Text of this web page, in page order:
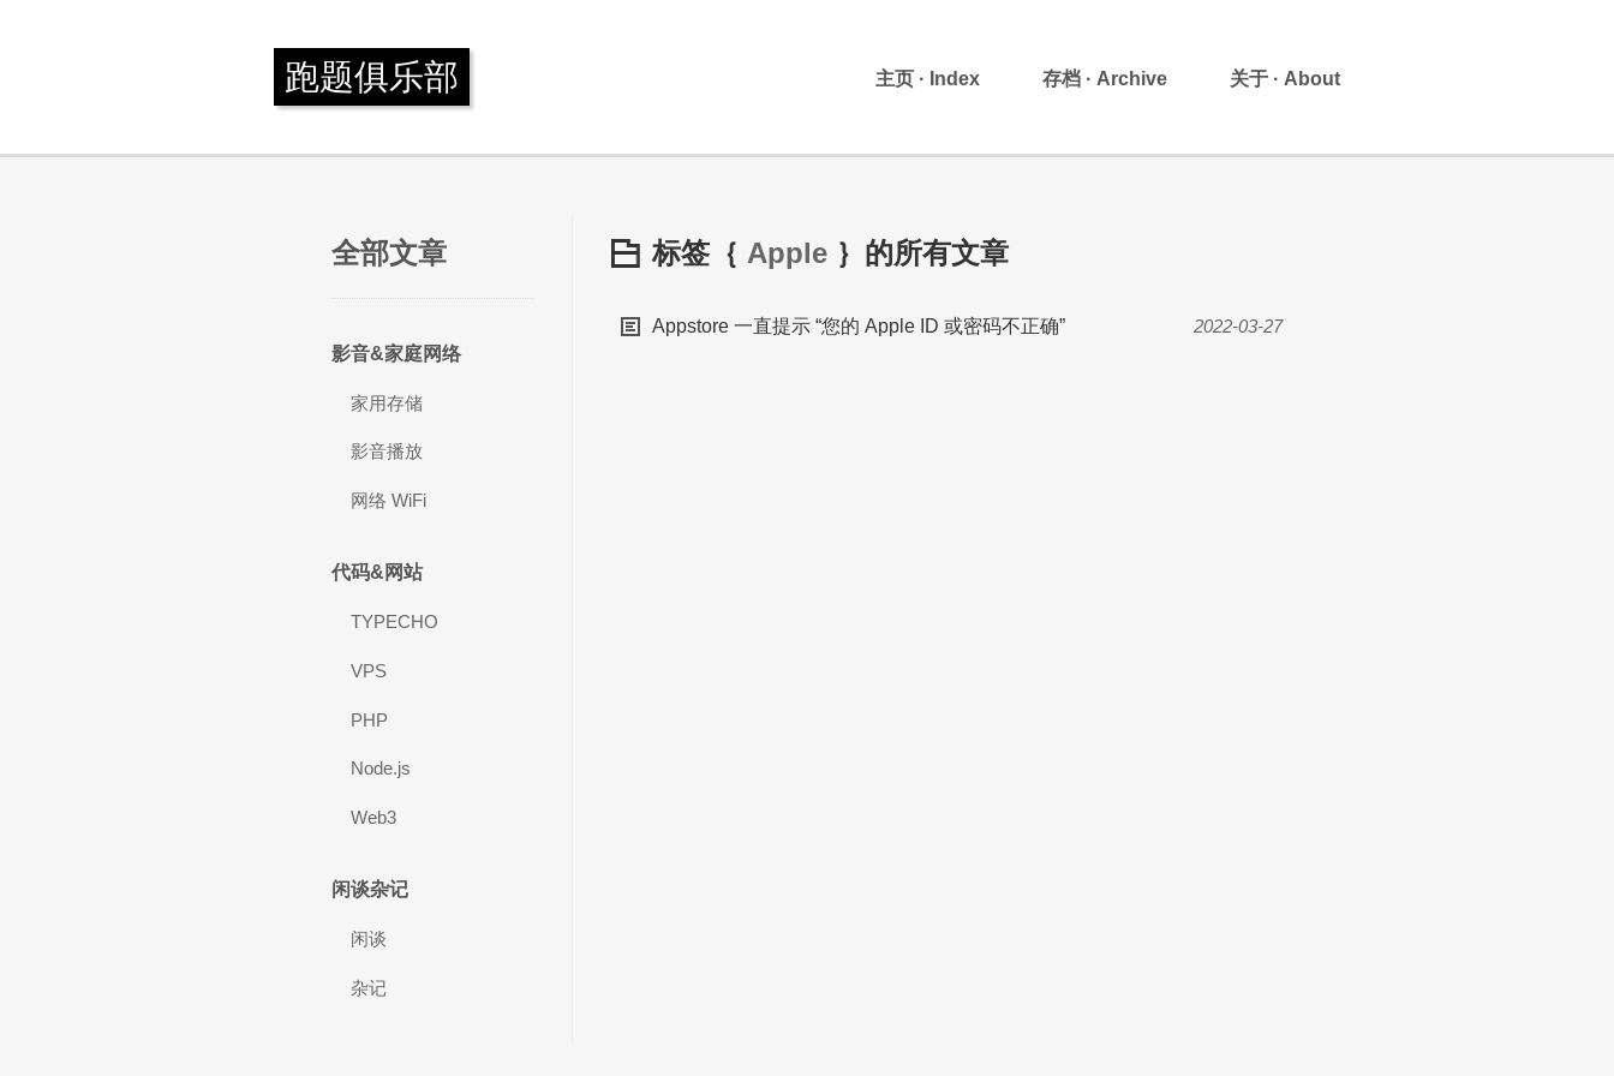
跑题俱乐部 主页 · Index 存档 · Archive 关于 · About
标签｛ Apple｝的所有文章
Appstore 一直提示 “您的 Apple ID 或密码不正确” 2022-03-27
全部文章
影音&家庭网络
家用存储
影音播放
网络 WiFi
代码&网站
TYPECHO
VPS
PHP
Node.js
Web3
闲谈杂记
闲谈
杂记